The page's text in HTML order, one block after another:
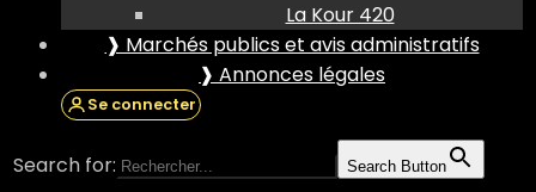
La Kour 420
❱ Marchés publics et avis administratifs
❱ Annonces légales
Se connecter
Search for: Search Button